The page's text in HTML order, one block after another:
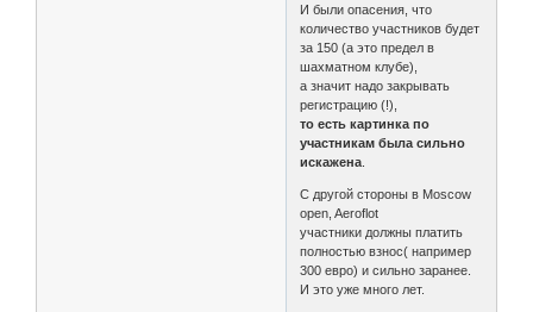
И были опасения, что
количество участников будет
за 150 (а это предел в
шахматном клубе),
а значит надо закрывать
регистрацию (!),
то есть картинка по
участникам была сильно
искажена
С другой стороны в Moscow
open, Aeroflot
участники должны платить
полностью взнос( например
300 евро) и сильно заранее.
И это уже много лет.